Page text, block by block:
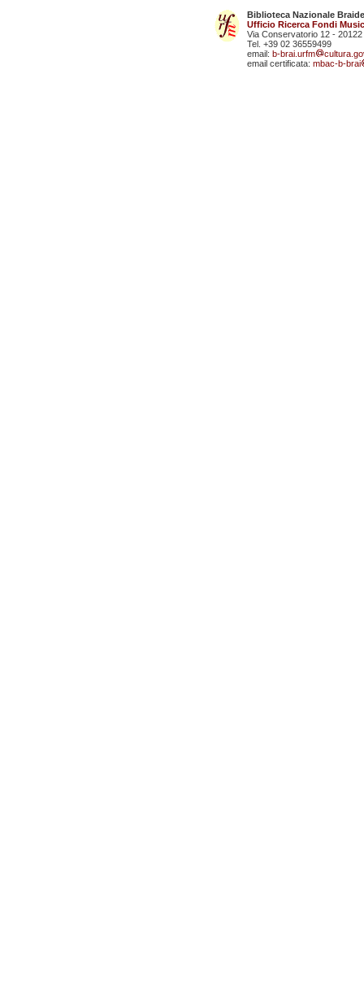
Biblioteca Nazionale
Ufficio Ricerca Fondi
Via Conservatorio 12 - 20122
Tel. +39 02 36559499
email: b-brai.urfm
email certificata: mbac-b-brai